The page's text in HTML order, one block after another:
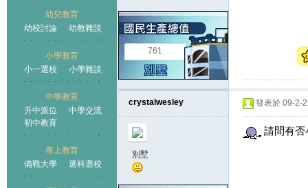
幼兒教育
幼校討論
幼教雜談
小學教育
小一選校
小學雜談
中學教育
升中派位
中學交流
初中教育
專上教育
備戰大學
選科選校
王國
761
crystalwesley
別墅
發表於 09-2-
請問有否